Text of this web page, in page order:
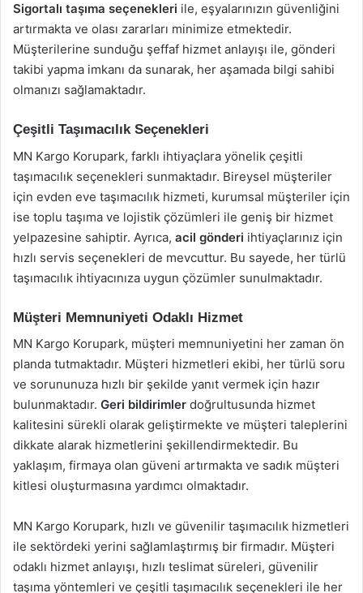
Sigortalı taşıma seçenekleri ile, eşyalarınızın güvenliğini
artırmakta ve olası zararları minimize etmektedir.
Müşterilerine sunduğu şeffaf hizmet anlayışı ile, gönderi
takibi yapma imkanı da sunarak, her aşamada bilgi sahibi
olmanızı sağlamaktadır.
Çeşitli Taşımacılık Seçenekleri
MN Kargo Korupark, farklı ihtiyaçlara yönelik çeşitli
taşımacılık seçenekleri sunmaktadır. Bireysel müşteriler
için evden eve taşımacılık hizmeti, kurumsal müşteriler için
ise toplu taşıma ve lojistik çözümleri ile geniş bir hizmet
yelpazesine sahiptir. Ayrıca, acil gönderi ihtiyaçlarınız için
hızlı servis seçenekleri de mevcuttur. Bu sayede, her türlü
taşımacılık ihtiyacınıza uygun çözümler sunulmaktadır.
Müşteri Memnuniyeti Odaklı Hizmet
MN Kargo Korupark, müşteri memnuniyetini her zaman ön
planda tutmaktadır. Müşteri hizmetleri ekibi, her türlü soru
ve sorununuza hızlı bir şekilde yanıt vermek için hazır
bulunmaktadır. Geri bildirimler doğrultusunda hizmet
kalitesini sürekli olarak geliştirmekte ve müşteri taleplerini
dikkate alarak hizmetlerini şekillendirmektedir. Bu
yaklaşım, firmaya olan güveni artırmakta ve sadık müşteri
kitlesi oluşturmasına yardımcı olmaktadır.
MN Kargo Korupark, hızlı ve güvenilir taşımacılık hizmetleri
ile sektördeki yerini sağlamlaştırmış bir firmadır. Müşteri
odaklı hizmet anlayışı, hızlı teslimat süreleri, güvenilir
taşıma yöntemleri ve çeşitli taşımacılık seçenekleri ile her